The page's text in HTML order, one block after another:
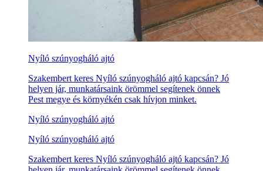
Nyíló szúnyogháló ajtó
Szakembert keres Nyíló szúnyogháló ajtó kapcsán? Jó
helyen jár, munkatársaink örömmel segítenek önnek
Pest megye és környékén csak hívjon minket.
Nyíló szúnyogháló ajtó
Nyíló szúnyogháló ajtó
Szakembert keres Nyíló szúnyogháló ajtó kapcsán? Jó